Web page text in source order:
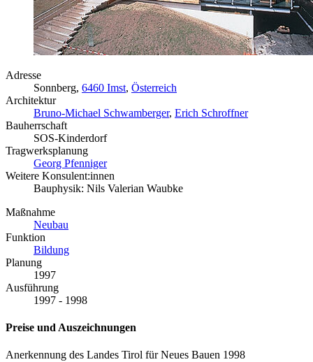
Adresse
Sonnberg, 6460 Imst, Österreich
Architektur
Bruno-Michael Schwamberger, Erich Schroffner
Bauherrschaft
SOS-Kinderdorf
Tragwerksplanung
Georg Pfenniger
Weitere Konsulent:innen
Bauphysik: Nils Valerian Waubke
Maßnahme
Neubau
Funktion
Bildung
Planung
1997
Ausführung
1997 - 1998
Preise und Auszeichnungen
Anerkennung des Landes Tirol für Neues Bauen 1998